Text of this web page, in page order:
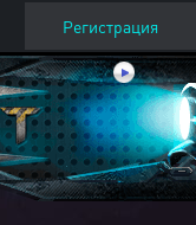
Регистрация